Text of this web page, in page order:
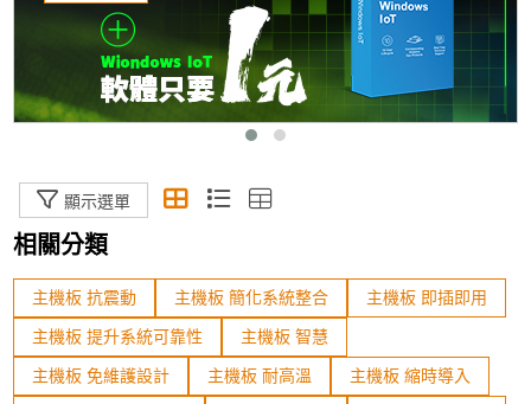
顯示選單
嵌入式單板電腦-PICO-ITX
嵌入式單板電腦-2.5"
整機電腦
模組化電腦(COM)
手持平板
工業機箱
機器人開發專用區
相關分類
主機板 抗震動 主機板 簡化系統整合 主機板 即插即用
主機板 提升系統可靠性 主機板 智慧
主機板 免維護設計 主機板 耐高溫 主機板 縮時導入